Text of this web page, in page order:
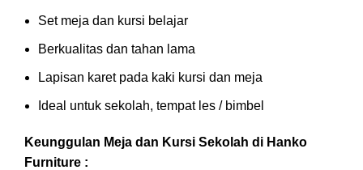
Set meja dan kursi belajar
Berkualitas dan tahan lama
Lapisan karet pada kaki kursi dan meja
Ideal untuk sekolah, tempat les / bimbel
Keunggulan Meja dan Kursi Sekolah di Hanko
Furniture :